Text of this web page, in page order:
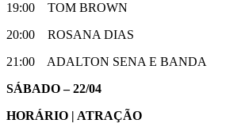
19:00 TOM BROWN
20:00 ROSANA DIAS
21:00 ADALTON SENA E BANDA
SÁBADO – 22/04
HORÁRIO | ATRAÇÃO